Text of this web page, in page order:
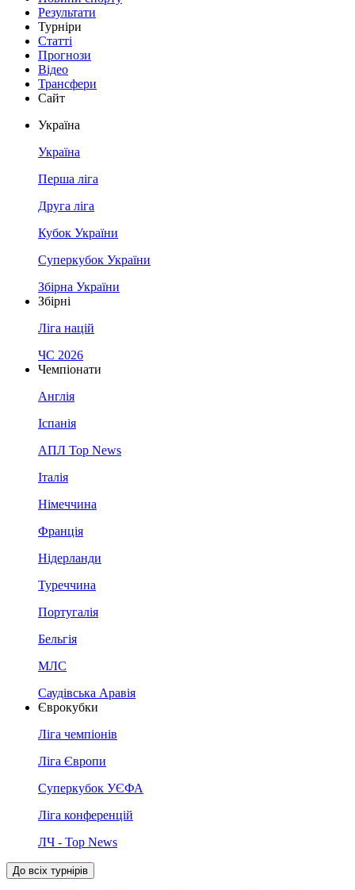
Результати
Турніри
Статті
Прогнози
Відео
Трансфери
Сайт
Україна
Україна
Перша ліга
Друга ліга
Кубок України
Суперкубок України
Збірна України
Збірні
Ліга націй
ЧС 2026
Чемпіонати
Англія
Іспанія
АПЛ Top News
Італія
Німеччина
Франція
Нідерланди
Туреччина
Португалія
Бельгія
МЛС
Саудівська Аравія
Єврокубки
Ліга чемпіонів
Ліга Європи
Суперкубок УЄФА
Ліга конференцій
ЛЧ - Top News
До всіх турнірів